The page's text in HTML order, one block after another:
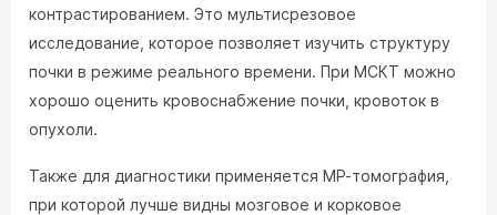
контрастированием. Это мультисрезовое
исследование, которое позволяет изучить структуру
почки в режиме реального времени. При МСКТ можно
хорошо оценить кровоснабжение почки, кровоток в
опухоли.
Также для диагностики применяется МР-томография,
при которой лучше видны мозговое и корковое